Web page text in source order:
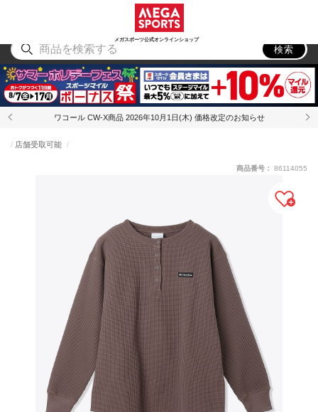
メガスポーツ公式オンラインショップ
アウトドア
検索
ワコール CW-X商品 2026年10月1日(木) 価格改定のお知らせ
店舗受取可能
商品番号： 86114055